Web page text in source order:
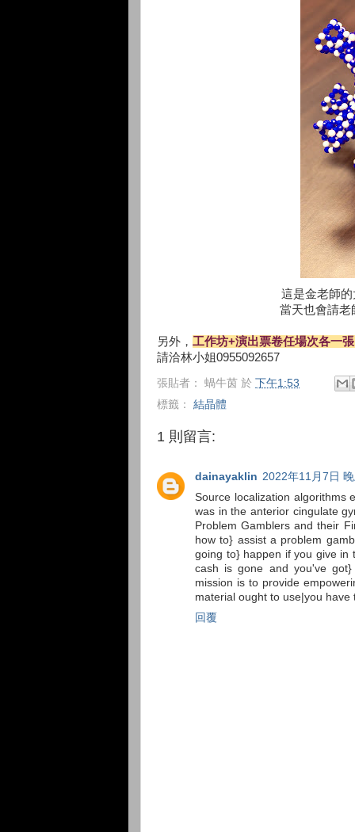
這是金老師
當天也會請老
另外， 工作坊+演出票卷任場次各一
請洽林小姐0955092657
張貼者： 蝸牛茵 於 下午1:53
標籤： 結晶體
1 則留言:
dainayaklin 2022年11月7日
Source localization algorithms
was in the anterior cingulate
Problem Gamblers and their
how to} assist a problem
going to} happen if you give in
cash is gone and you've
mission is to provide
material ought to use|you
回覆